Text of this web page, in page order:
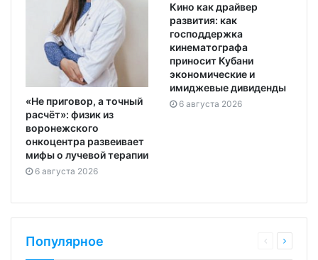
«Не приговор, а точный
расчёт»: физик из
воронежского
онкоцентра развеивает
мифы о лучевой терапии
6 августа 2026
Кино как драйвер
развития: как
господдержка
кинематографа
приносит Кубани
экономические и
имиджевые дивиденды
6 августа 2026
Популярное